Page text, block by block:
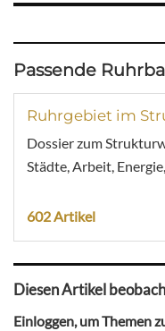
Passende
Ruhrgebiet im
Dossier zum
Städte, Arbeit,
602 Artikel
Diesen Artikel
Einloggen, um Themen